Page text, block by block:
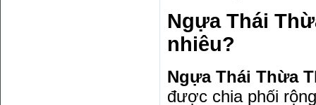
Ngựa Thái
nhiêu?
Ngựa Thái Thừa
được chia phối